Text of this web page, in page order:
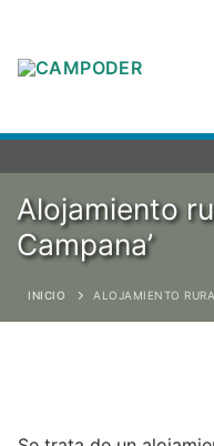
Alojamiento
Campana’
INICIO ALOJAMIENTO